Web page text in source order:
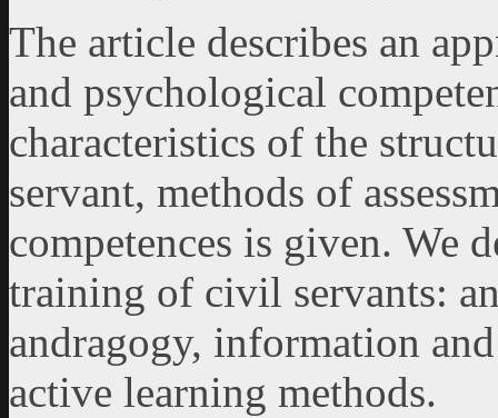
The article describes an
and psychological
characteristics of the
servant, methods of
competences is given. We
training of civil servants:
andragogy, information
active learning methods.